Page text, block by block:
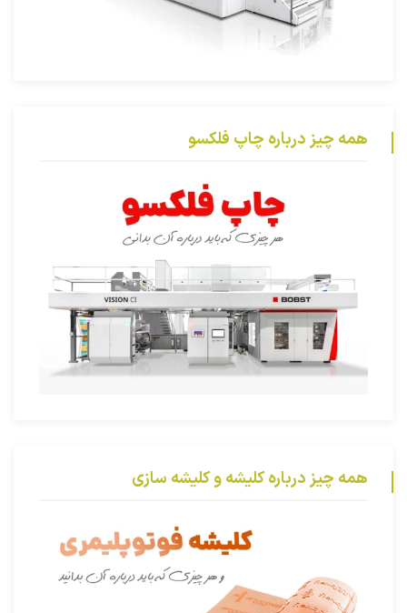
همه چیز درباره چاپ فلکسو
همه چیز درباره کلیشه و کلیشه سازی